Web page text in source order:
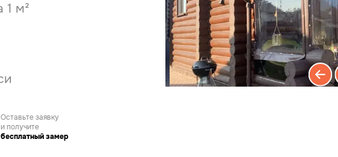
1 м²
Оставьте заявку
и получите
бесплатный замер